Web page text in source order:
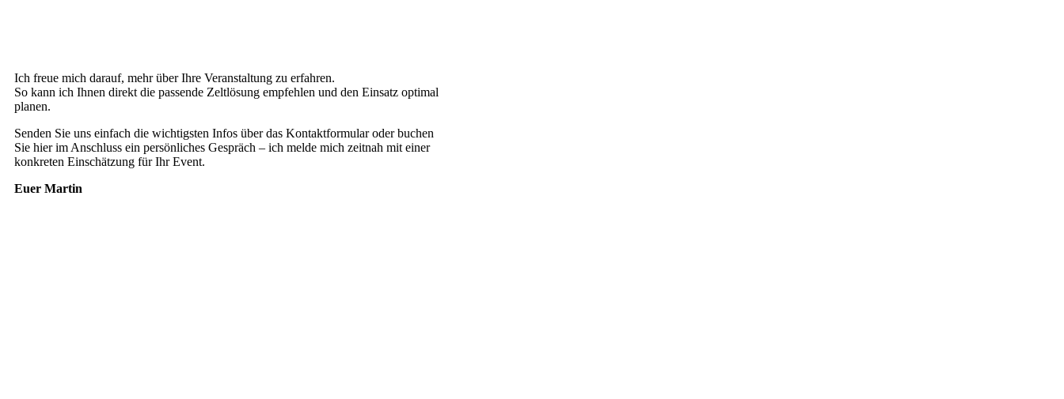
Ich freue mich darauf, mehr über Ihre Veranstaltung zu erfahren.
So kann ich Ihnen direkt die passende Zeltlösung empfehlen und den Einsatz optimal
planen.
Senden Sie uns einfach die wichtigsten Infos über das Kontaktformular oder buchen
Sie hier im Anschluss ein persönliches Gespräch – ich melde mich zeitnah mit einer
konkreten Einschätzung für Ihr Event.
Euer Martin